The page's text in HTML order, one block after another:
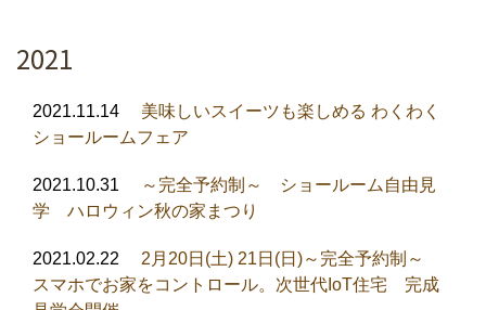
2021
2021.11.14
美味しいスイーツも楽しめる わくわく
ショールームフェア
2021.10.31
～完全予約制～ ショールーム自由見
学 ハロウィン秋の家まつり
2021.02.22
2月20日(土) 21日(日)～完全予約制～
スマホでお家をコントロール。次世代IoT住宅 完成